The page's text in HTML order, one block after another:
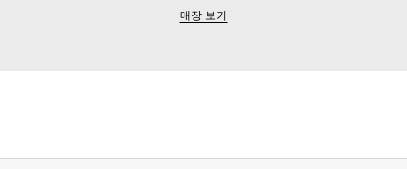
매장 보기